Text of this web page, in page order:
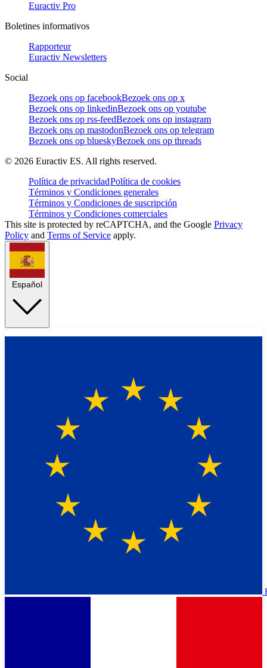
Euractiv Pro
Boletines informativos
Rapporteur
Euractiv Newsletters
Social
Bezoek ons op facebookBezoek ons op x
Bezoek ons op linkedinBezoek ons op youtube
Bezoek ons op rss-feedBezoek ons op instagram
Bezoek ons op mastodonBezoek ons op telegram
Bezoek ons op blueskyBezoek ons op threads
© 2026 Euractiv ES. All rights reserved.
Política de privacidadPolítica de cookies
Términos y Condiciones generales
Términos y Condiciones de suscripción
Términos y Condiciones comerciales
This site is protected by reCAPTCHA, and the Google Privacy
Policy and Terms of Service apply.
Español